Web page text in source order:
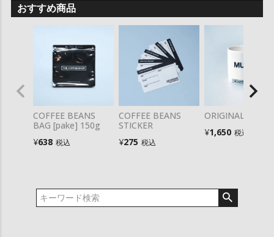
おすすめ商品
COFFEE BEANS
BAG [pake] 150g
¥638 税込
COFFEE BEANS
STICKER
¥275 税込
ORIGINAL MUG
¥1,650 税込